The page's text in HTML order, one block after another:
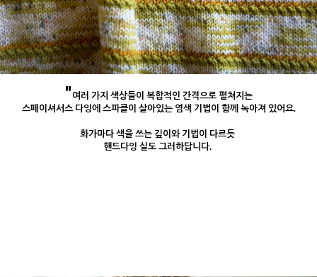
"여러 가지 색상들이 복합적인 간격으로 펼쳐지는
스페이셔서스 다잉에 스파클이 살아있는 염색 기법이 함께 녹아져 있어요.
화가마다 색을 쓰는 깊이와 기법이 다르듯
핸드다잉 실도 그러하답니다.